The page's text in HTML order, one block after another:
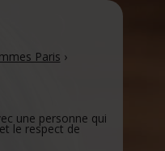
Paris ›
une personne qui
le respect de